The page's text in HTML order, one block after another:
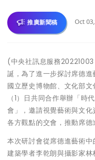
推廣新聞稿 Oct
(中央社訊息服務
誕，為了進一步探討席德
國立歷史博物館、文化部
（1）日共同合作舉辦「
會」，邀請視覺藝術與文
各方觀點的交會，推動席德
本次研討會從席德進藝術
建築學者李乾朗與攝影家